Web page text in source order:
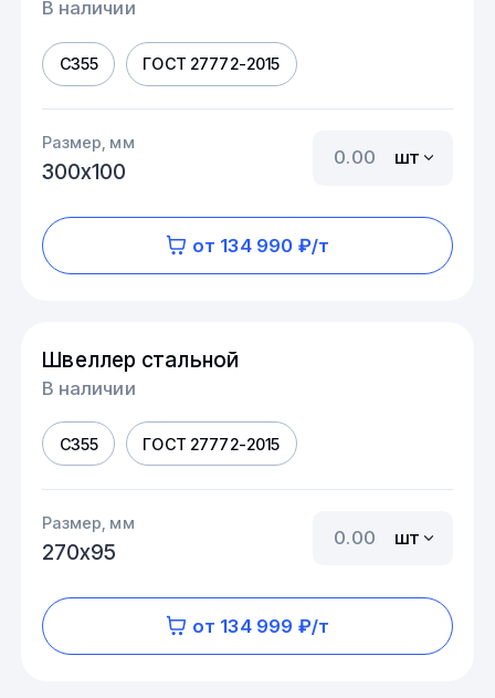
В наличии
С355 ГОСТ 27772-2015
Размер, мм
300х100
шт
от 134 990 ₽/т
Швеллер стальной
В наличии
С355 ГОСТ 27772-2015
Размер, мм
270х95
шт
от 134 999 ₽/т